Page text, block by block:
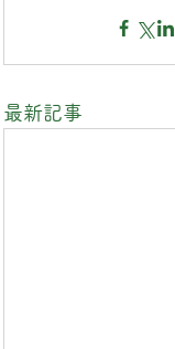
最新記事